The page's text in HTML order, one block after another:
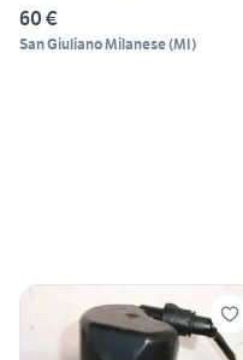
60 €
San Giuliano Milanese(MI)